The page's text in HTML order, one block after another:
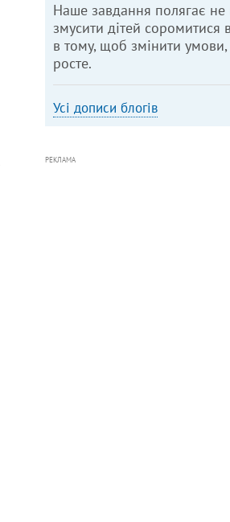
Наше завдання полягає
змусити дітей соромитися
в тому, щоб змінити умови,
росте.
Усі дописи блогів
РЕКЛАМА